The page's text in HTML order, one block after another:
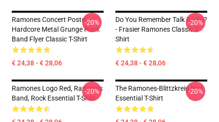
Ramones Concert Poster.
Hardcore Metal Grunge Punk
Band Flyer Classic T-Shirt
€ 24,38 - € 28,06
-20%
Do You Remember Talk Radio?
- Frasier Ramones Classic T-
Shirt
€ 24,38 - € 28,06
-20%
Ramones Logo Red, Ramones
Band, Rock Essential T-Shirt
-20%
The Ramones-Blittzkreig Bop
Essential T-Shirt
-20%